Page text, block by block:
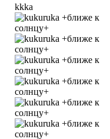
kkka